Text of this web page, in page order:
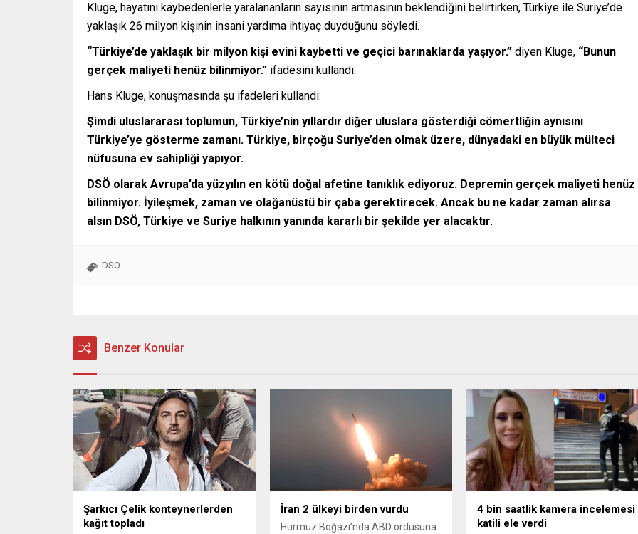
Kluge, hayatını kaybedenlerle yaralananların sayısının artmasının beklendiğini belirtirken, Türkiye ile Suriye’de
yaklaşık 26 milyon kişinin insani yardıma ihtiyaç duyduğunu söyledi.
“Türkiye’de yaklaşık bir milyon kişi evini kaybetti ve geçici barınaklarda yaşıyor.” diyen Kluge, “Bunun
gerçek maliyeti henüz bilinmiyor.” ifadesini kullandı.
Hans Kluge, konuşmasında şu ifadeleri kullandı:
Şimdi uluslararası toplumun, Türkiye’nin yıllardır diğer uluslara gösterdiği cömertliğin aynısını
Türkiye’ye gösterme zamanı. Türkiye, birçoğu Suriye’den olmak üzere, dünyadaki en büyük mülteci
nüfusuna ev sahipliği yapıyor.
DSÖ olarak Avrupa’da yüzyılın en kötü doğal afetine tanıklık ediyoruz. Depremin gerçek maliyeti henüz
bilinmiyor. İyileşmek, zaman ve olağanüstü bir çaba gerektirecek. Ancak bu ne kadar zaman alırsa
alsın DSÖ, Türkiye ve Suriye halkının yanında kararlı bir şekilde yer alacaktır.
DSÖ
Benzer Konular
Şarkıcı Çelik konteynerlerden
kağıt topladı
İran 2 ülkeyi birden vurdu
Hürmüz Boğazı’nda ABD ordusuna
4 bin saatlik kamera incelemesi
katili ele verdi